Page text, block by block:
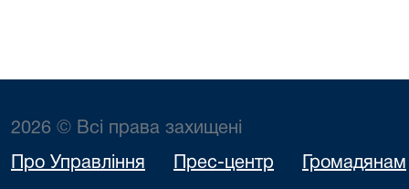
2026 © Всі права захищені
Про Управління Прес-центр Громадянам